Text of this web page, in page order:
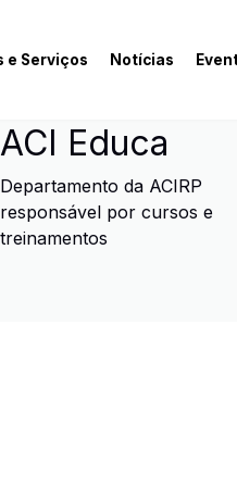
e Serviços Notícias
e
ACI Educa
Departamento da ACIRP
responsável por cursos e
treinamentos